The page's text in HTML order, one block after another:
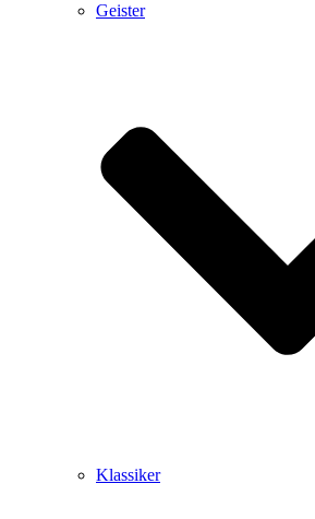
Geister
Klassiker